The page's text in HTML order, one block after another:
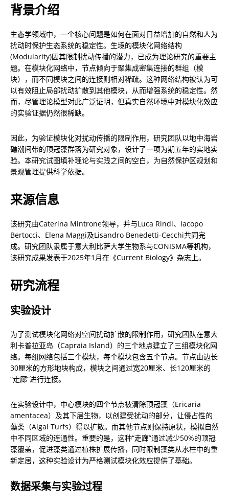
背景介绍
生态学领域中，一个核心问题是如何在面对日益增加的自然和人为
扰动时保护生态系统的稳定性。生境的模块化网络结构
(Modularity)因其限制扰动传播的潜力，已成为理论研究的重要主
题。在模块化网络中，节点倾向于聚集成密集连接的群组（模
块），而不同模块之间的连接则相对稀疏。这种网络结构被认为可
以有效阻止局部扰动扩散到其他模块，从而增强系统的稳定性。然
而，尽管理论模型对此广泛证明，但真实自然环境中对模块化效应
的实验证据仍然很稀缺。
因此，为验证模块化对扰动传播的限制作用，研究团队以地中海岩
礁潮间带的顶冠藻群落为研究对象，设计了一项为期五年的实地实
验。本研究试图填补理论与实践之间的空白，为自然保护区规划和
景观管理提供科学依据。
来源信息
该研究由Caterina Mintrone领导，并与Luca Rindi、Iacopo
Bertocci、Elena Maggi及Lisandro Benedetti-Cecchi共同完
成。研究团队隶属于意大利比萨大学生物系与CONISMA等机构，
该研究成果发表于2025年1月在《Current Biology》杂志上。
研究流程
实验设计
为了测试模块化网络对空间扰动扩散的限制作用，研究团队在意大
利卡普拉亚岛（Capraia Island）的三个地点建立了三组模块化网
络。每组网络包括三个模块，每个模块包含五个节点。节点由边长
30厘米的方形地块构成，模块之间通过宽20厘米、长120厘米的
“走廊”进行连接。
在实验设计中，中心模块的四个节点被清除顶冠藻（Ericaria
amentacea）及其下层生物，以创建受扰动的部分，让侵占性的
藻类（Algal Turfs）得以扩散。而其他节点则保持原状，模拟自然
中不同区域的连通性。重要的是，这种“走廊”通过减少50%的顶冠
藻覆盖，促进藻类通过植株扩展传播，同时限制藻类从水柱中的重
新定居，这种实验设计为严格测试模块化效应提供了基础。
数据采集与实验过程